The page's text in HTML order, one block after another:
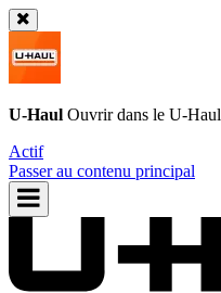
U-Haul Ouvrir dans le U-Haul
Actif
Passer au contenu principal